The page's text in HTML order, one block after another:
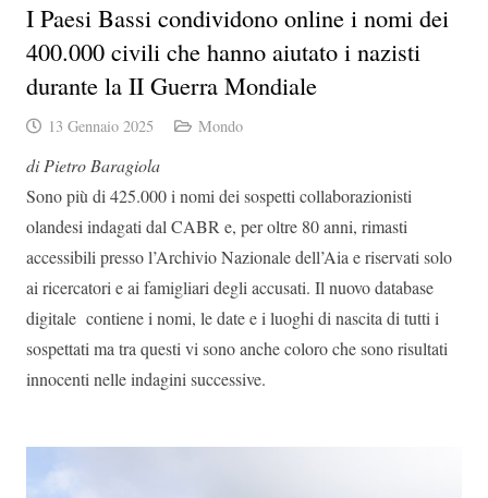
I Paesi Bassi condividono online i nomi dei
400.000 civili che hanno aiutato i nazisti
durante la II Guerra Mondiale
13 Gennaio 2025 Mondo
di Pietro Baragiola
Sono più di 425.000 i nomi dei sospetti collaborazionisti
olandesi indagati dal CABR e, per oltre 80 anni, rimasti
accessibili presso l’Archivio Nazionale dell’Aia e riservati solo
ai ricercatori e ai famigliari degli accusati. Il nuovo database
digitale contiene i nomi, le date e i luoghi di nascita di tutti i
sospettati ma tra questi vi sono anche coloro che sono risultati
innocenti nelle indagini successive.